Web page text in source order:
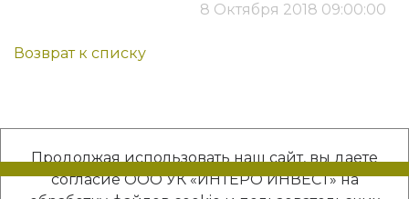
8 Октября 2018 09:00:00
Возврат к списку
Продолжая использовать наш сайт, вы даете
согласие ООО УК «ИНТЕРО ИНВЕСТ» на